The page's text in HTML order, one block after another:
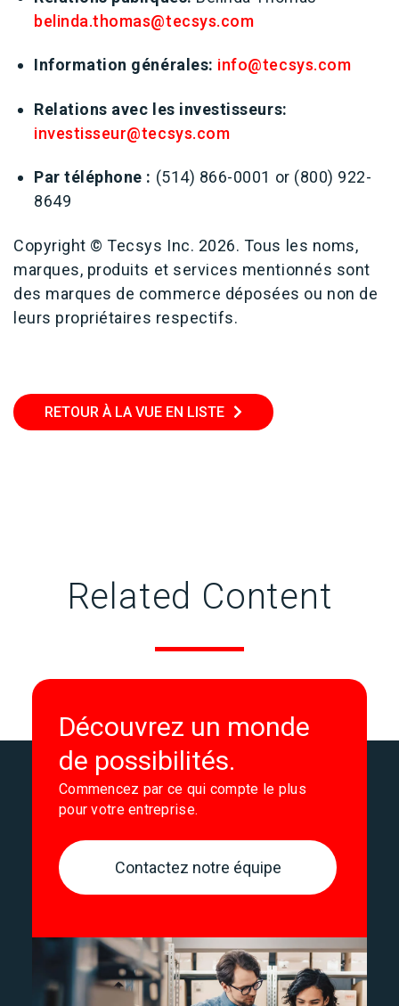
belinda.thomas@tecsys.com
Information générales: info@tecsys.com
Relations avec les investisseurs:
investisseur@tecsys.com
Par téléphone : (514) 866-0001 or (800) 922-
8649
Copyright © Tecsys Inc. 2026. Tous les noms,
marques, produits et services mentionnés sont
des marques de commerce déposées ou non de
leurs propriétaires respectifs.
RETOUR À LA VUE EN LISTE
Related Content
Découvrez un monde
de possibilités.
Commencez par ce qui compte le plus
pour votre entreprise.
Contactez notre équipe